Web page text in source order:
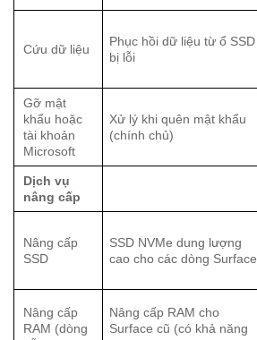
Cứu dữ liệu
Phục hồi dữ liệu từ ổ SSD
bị lỗi
Gỡ mật
khẩu hoặc
tài khoản
Microsoft
Xử lý khi quên mật khẩu
(chính chủ)
Dịch vụ
nâng cấp
Nâng cấp
SSD
SSD NVMe dung lượng
cao cho các dòng Surface
Nâng cấp
RAM (dòng
Nâng cấp RAM cho
Surface cũ (có khả năng